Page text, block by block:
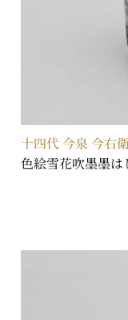
十四代 今泉 今右
色絵雪花吹墨墨